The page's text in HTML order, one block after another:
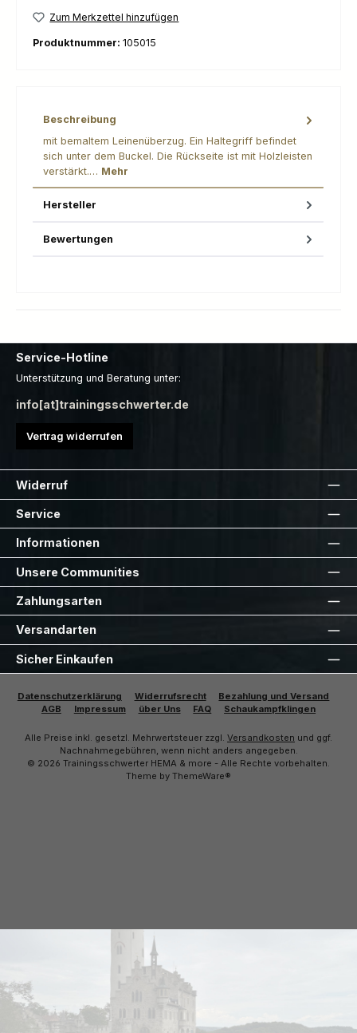
Zum Merkzettel hinzufügen
Produktnummer: 105015
Beschreibung
mit bemaltem Leinenüberzug. Ein Haltegriff befindet
sich unter dem Buckel. Die Rückseite ist mit Holzleisten
verstärkt.… Mehr
Hersteller
Bewertungen
Service-Hotline
Unterstützung und Beratung unter:
info[at]trainingsschwerter.de
Vertrag widerrufen
Widerruf
Service
Informationen
Unsere Communities
Zahlungsarten
Versandarten
Sicher Einkaufen
Datenschutzerklärung Widerrufsrecht
Bezahlung und Versand
AGB
Impressum über Uns FAQ Schaukampfklingen
Alle Preise inkl. gesetzl. Mehrwertsteuer zzgl. Versandkosten und ggf.
Nachnahmegebühren, wenn nicht anders angegeben.
© 2026 Trainingsschwerter HEMA & more - Alle Rechte vorbehalten.
Theme by ThemeWare®